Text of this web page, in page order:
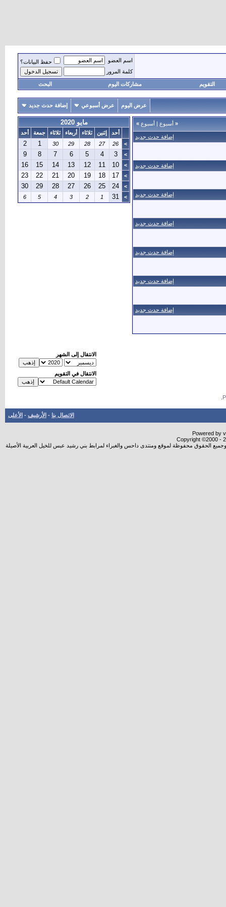
اسم العضو
حفظ البيانات؟
كلمة المرور
التقويم مشاركات اليوم البحث
عرض اليوم عرض أسبوعي إضافة حدث جديد
« أسبوع | أسبوع »
إضافة حدث جديد
إضافة حدث جديد
إضافة حدث جديد
إضافة حدث جديد
إضافة حدث جديد
إضافة حدث جديد
إضافة حدث جديد
مايو 2020
أحد إثنين ثلاثاء أربعاء ثلاثاء جمعة
أحد
>
26
27
28
29
30
1
2
>
3
4
5
6
7
8
9
>
10
11
12
13
14
15
16
>
17
18
19
20
21
22
23
>
24
25
26
27
28
29
30
>
31
1
2
3
4
5
6
الانتقال إلى الشهر
الانتقال في التقويم
الاتصال بنا - الأرشيف - الأعلى
Powered by
Copyright ©2000 -
الحقوق محفوظة لموقع ومنتدى داحس والغبراء لمرابط بني رشيد عبس للخيل العربية الأصيلة